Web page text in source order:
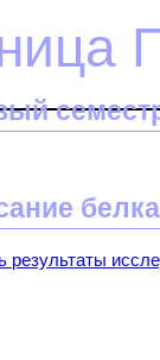
результаты